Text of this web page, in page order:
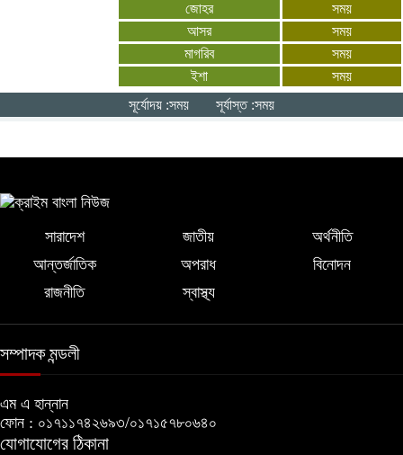
একসঙ্গে কাজ করবে বাংলাদেশ-যুক্তরাষ্ট্র:
সার্জিও গর
মনপুরায় গৃহবধূকে অস্ত্রের মুখে ধর্ষণের
অভিযোগ, থানায় মামলা ধর্ষক গ্রেফতার
জোহর
সময়
আসর
সময়
মাগরিব
সময়
ইশা
সময়
সূর্যোদয় :সময়
সূর্যাস্ত :সময়
সারাদেশ জাতীয়
অর্থনীতি
আন্তর্জাতিক
অপরাধ
বিনোদন
রাজনীতি
স্বাস্থ্য
সম্পাদক মন্ডলী
এম এ হান্নান
ফোন : ০১৭১১৭৪২৬৯৩/০১৭১৫৭৮০৬৪০
যোগাযোগের ঠিকানা